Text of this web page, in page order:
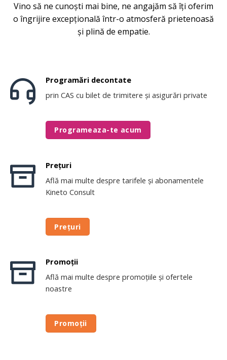
Vino să ne cunoști mai bine, ne angajăm să îți oferim
o îngrijire excepțională într-o atmosferă prietenoasă
și plină de empatie.
Programări decontate
prin CAS cu bilet de trimitere și asigurări private
Programeaza-te acum
Prețuri
Află mai multe despre tarifele și abonamentele
Kineto Consult
Prețuri
Promoții
Află mai multe despre promoțiile și ofertele
noastre
Promoții